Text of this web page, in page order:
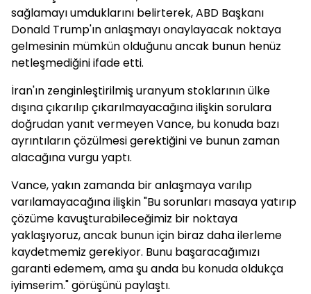
sağlamayı umduklarını belirterek, ABD Başkanı
Donald Trump'ın anlaşmayı onaylayacak noktaya
gelmesinin mümkün olduğunu ancak bunun henüz
netleşmediğini ifade etti.
İran'ın zenginleştirilmiş uranyum stoklarının ülke
dışına çıkarılıp çıkarılmayacağına ilişkin sorulara
doğrudan yanıt vermeyen Vance, bu konuda bazı
ayrıntıların çözülmesi gerektiğini ve bunun zaman
alacağına vurgu yaptı.
Vance, yakın zamanda bir anlaşmaya varılıp
varılamayacağına ilişkin "Bu sorunları masaya yatırıp
çözüme kavuşturabileceğimiz bir noktaya
yaklaşıyoruz, ancak bunun için biraz daha ilerleme
kaydetmemiz gerekiyor. Bunu başaracağımızı
garanti edemem, ama şu anda bu konuda oldukça
iyimserim." görüşünü paylaştı.